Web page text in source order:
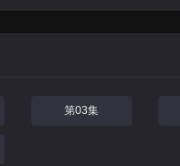
第03集